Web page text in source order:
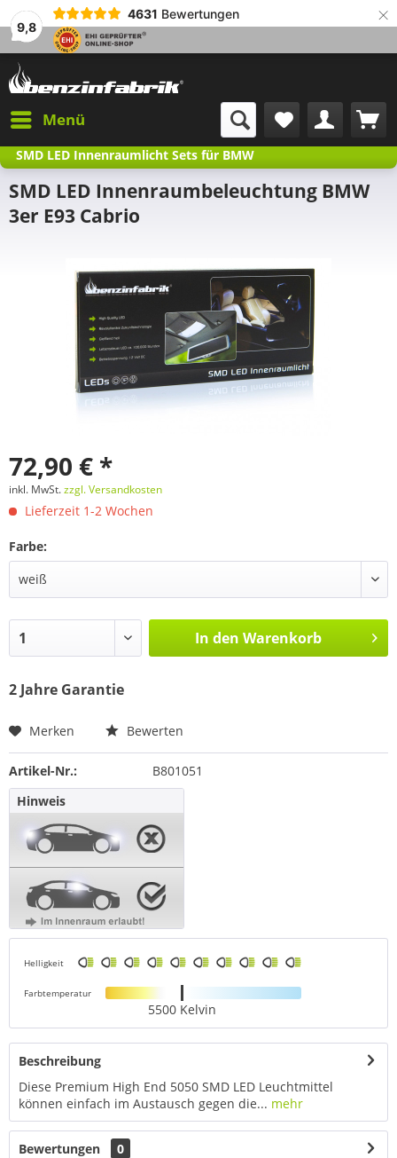
9,8
4631 Bewertungen ×
Menü
SMD LED Innenraumlicht Sets für BMW
SMD LED Innenraumbeleuchtung BMW
3er E93 Cabrio
72,90 € *
inkl. MwSt.zzgl. Versandkosten
Lieferzeit 1-2 Wochen
Farbe:
In den Warenkorb
2 Jahre Garantie
Merken Bewerten
Artikel-Nr.:
B801051
Hinweis
Helligkeit
Farbtemperatur
5500 Kelvin
Beschreibung
Diese Premium High End 5050 SMD LED Leuchtmittel
können einfach im Austausch gegen die... mehr
Bewertungen
0